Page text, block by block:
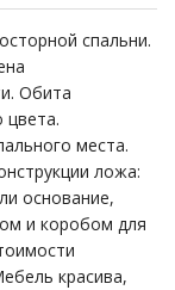
спальни.
Обита
цвета.
места.
ложа:
основание,
и коробом для
красива,